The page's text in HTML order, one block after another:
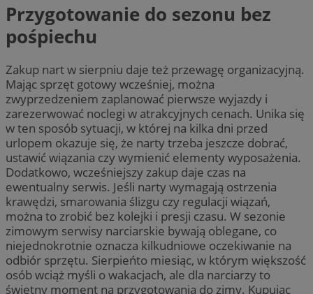
Przygotowanie do sezonu bez
pośpiechu
Zakup nart w sierpniu daje też przewagę organizacyjną.
Mając sprzęt gotowy wcześniej, można
zwyprzedzeniem zaplanować pierwsze wyjazdy i
zarezerwować noclegi w atrakcyjnych cenach. Unika się
w ten sposób sytuacji, w której na kilka dni przed
urlopem okazuje się, że narty trzeba jeszcze dobrać,
ustawić wiązania czy wymienić elementy wyposażenia.
Dodatkowo, wcześniejszy zakup daje czas na
ewentualny serwis. Jeśli narty wymagają ostrzenia
krawędzi, smarowania ślizgu czy regulacji wiązań,
można to zrobić bez kolejki i presji czasu. W sezonie
zimowym serwisy narciarskie bywają oblegane, co
niejednokrotnie oznacza kilkudniowe oczekiwanie na
odbiór sprzętu. Sierpieńto miesiąc, w którym większość
osób wciąż myśli o wakacjach, ale dla narciarzy to
świetny moment na przygotowania do zimy. Kupując